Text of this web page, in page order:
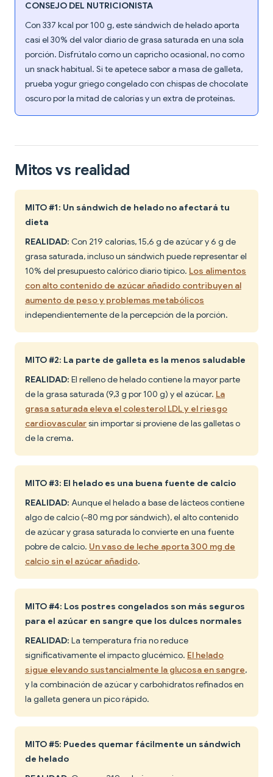
CONSEJO DEL NUTRICIONISTA
Con 337 kcal por 100 g, este sándwich de helado aporta
casi el 30% del valor diario de grasa saturada en una sola
porción. Disfrútalo como un capricho ocasional, no como
un snack habitual. Si te apetece sabor a masa de galleta,
prueba yogur griego congelado con chispas de chocolate
oscuro por la mitad de calorías y un extra de proteínas.
Mitos vs realidad
MITO #1: Un sándwich de helado no afectará tu
dieta
REALIDAD: Con 219 calorías, 15,6 g de azúcar y 6 g de
grasa saturada, incluso un sándwich puede representar el
10% del presupuesto calórico diario típico. Los alimentos
con alto contenido de azúcar añadido contribuyen al
aumento de peso y problemas metabólicos
independientemente de la percepción de la porción.
MITO #2: La parte de galleta es la menos saludable
REALIDAD: El relleno de helado contiene la mayor parte
de la grasa saturada (9,3 g por 100 g) y el azúcar. La
grasa saturada eleva el colesterol LDL y el riesgo
cardiovascularsin importar si proviene de las galletas o
de la crema.
MITO #3: El helado es una buena fuente de calcio
REALIDAD: Aunque el helado a base de lácteos contiene
algo de calcio (~80 mg por sándwich), el alto contenido
de azúcar y grasa saturada lo convierte en una fuente
pobre de calcio. Un vaso de leche aporta 300 mg de
calcio sin el azúcar añadido.
MITO #4: Los postres congelados son más seguros
para el azúcar en sangre que los dulces normales
REALIDAD: La temperatura fría no reduce
significativamente el impacto glucémico. El helado
sigue elevando sustancialmente la glucosa en sangre,
y la combinación de azúcar y carbohidratos refinados en
la galleta genera un pico rápido.
MITO #5: Puedes quemar fácilmente un sándwich
de helado